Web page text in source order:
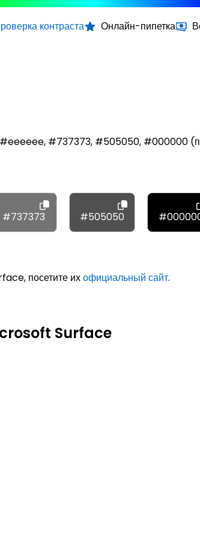
контраста Онлайн-пипетка
#737373, #505050, #000000
#737373 #505050
посетите ихофициальный сайт.
Surface